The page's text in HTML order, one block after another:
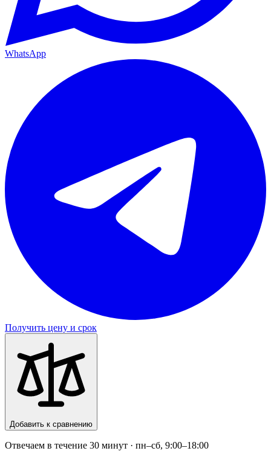
WhatsApp
Получить цену и срок
Добавить к сравнению
Отвечаем в течение 30 минут · пн–сб, 9:00–18:00